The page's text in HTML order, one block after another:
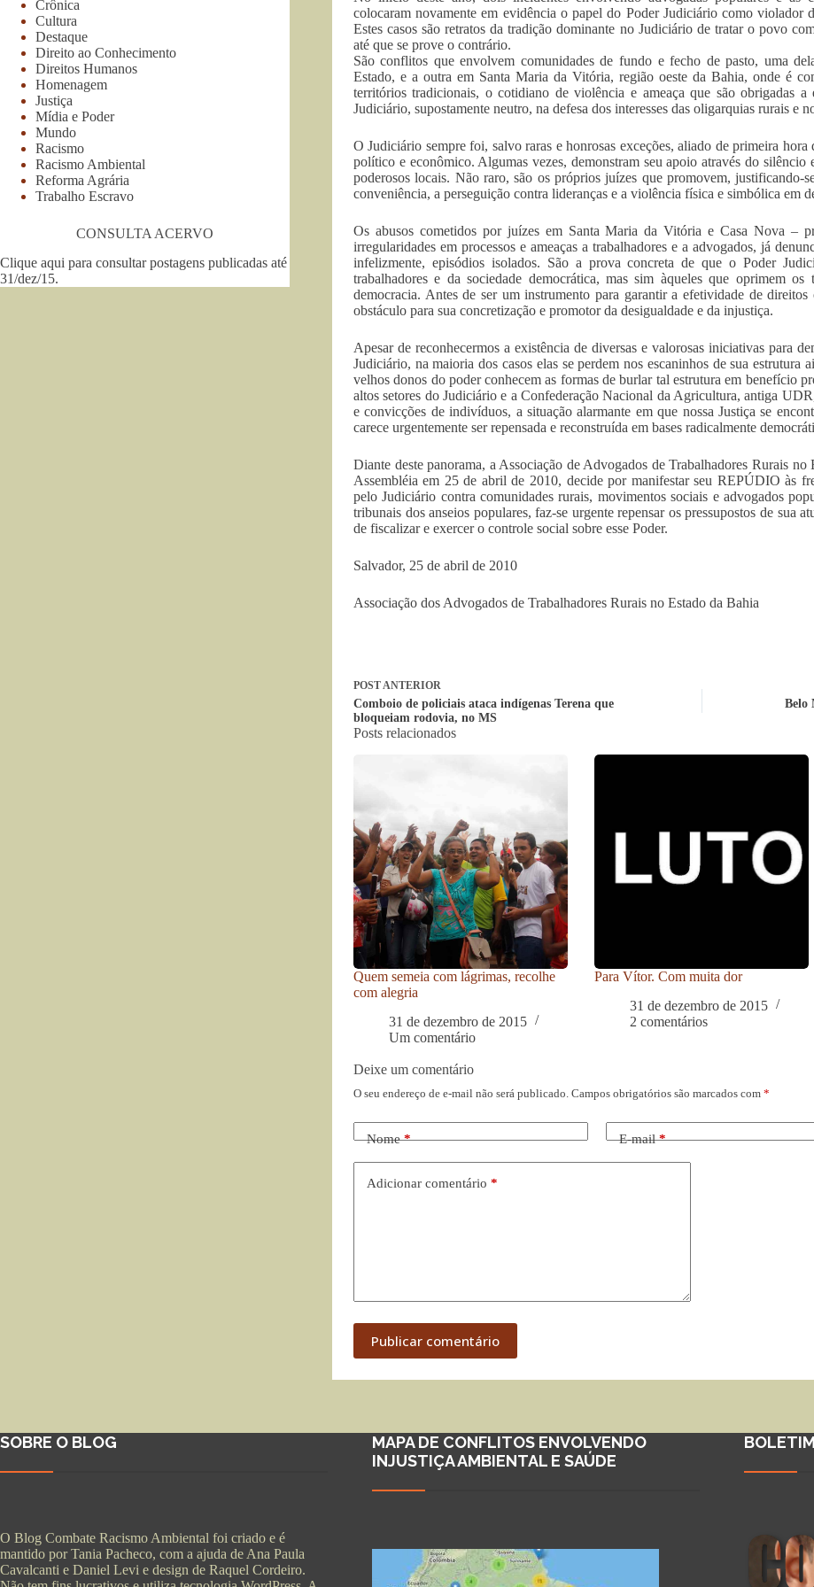
colocaram novamente em evidência o papel do Poder Judiciário como violador
Estes casos são retratos da tradição dominante no Judiciário de tratar o povo
até que se prove o contrário.
São conflitos que envolvem comunidades de fundo e fecho de pasto, uma
Estado, e a outra em Santa Maria da Vitória, região oeste da Bahia, onde é
territórios tradicionais, o cotidiano de violência e ameaça que são obrigadas
Judiciário, supostamente neutro, na defesa dos interesses das oligarquias rurais e
O Judiciário sempre foi, salvo raras e honrosas exceções, aliado de primeira
político e econômico. Algumas vezes, demonstram seu apoio através do silêncio
poderosos locais. Não raro, são os próprios juízes que promovem, justificando-
conveniência, a perseguição contra lideranças e a violência física e simbólica em
Os abusos cometidos por juízes em Santa Maria da Vitória e Casa Nova –
irregularidades em processos e ameaças a trabalhadores e a advogados, já
infelizmente, episódios isolados. São a prova concreta de que o Poder
trabalhadores e da sociedade democrática, mas sim àqueles que oprimem os
democracia. Antes de ser um instrumento para garantir a efetividade de
obstáculo para sua concretização e promotor da desigualdade e da injustiça.
Apesar de reconhecermos a existência de diversas e valorosas iniciativas para
Judiciário, na maioria dos casos elas se perdem nos escaninhos de sua estrutura
velhos donos do poder conhecem as formas de burlar tal estrutura em benefício
altos setores do Judiciário e a Confederação Nacional da Agricultura, antiga
e convicções de indivíduos, a situação alarmante em que nossa Justiça se
carece urgentemente ser repensada e reconstruída em bases radicalmente
Diante deste panorama, a Associação de Advogados de Trabalhadores Rurais
Assembléia em 25 de abril de 2010, decide por manifestar seu REPÚDIO às
pelo Judiciário contra comunidades rurais, movimentos sociais e advogados
tribunais dos anseios populares, faz-se urgente repensar os pressupostos de sua
de fiscalizar e exercer o controle social sobre esse Poder.
Salvador, 25 de abril de 2010
Associação dos Advogados de Trabalhadores Rurais no Estado da Bahia
POSTANTERIOR
Comboio de policiais ataca indígenas Terena que
bloqueiam rodovia, no MS
Belo
Posts relacionados
Quem semeia com lágrimas, recolhe
com alegria
31 de dezembro de 2015
Um comentário
Para Vítor. Com muita dor
31 de dezembro de 2015
2 comentários
Deixe um comentário
O seu endereço de e-mail não será publicado. Campos obrigatórios são marcados com *
Nome* E-mail*
Adicionar comentário *
Publicar comentário
Crônica
Cultura
Destaque
Direito ao Conhecimento
Direitos Humanos
Homenagem
Justiça
Mídia e Poder
Mundo
Racismo
Racismo Ambiental
Reforma Agrária
Trabalho Escravo
CONSULTA ACERVO
Clique aqui para consultar postagens publicadas até
31/dez/15.
SOBRE O BLOG
O Blog Combate Racismo Ambiental foi criado e é
mantido por Tania Pacheco, com a ajuda de Ana Paula
Cavalcanti e Daniel Levi e design de Raquel Cordeiro.
MAPA DE CONFLITOS ENVOLVENDO
INJUSTIÇA AMBIENTAL E SAÚDE